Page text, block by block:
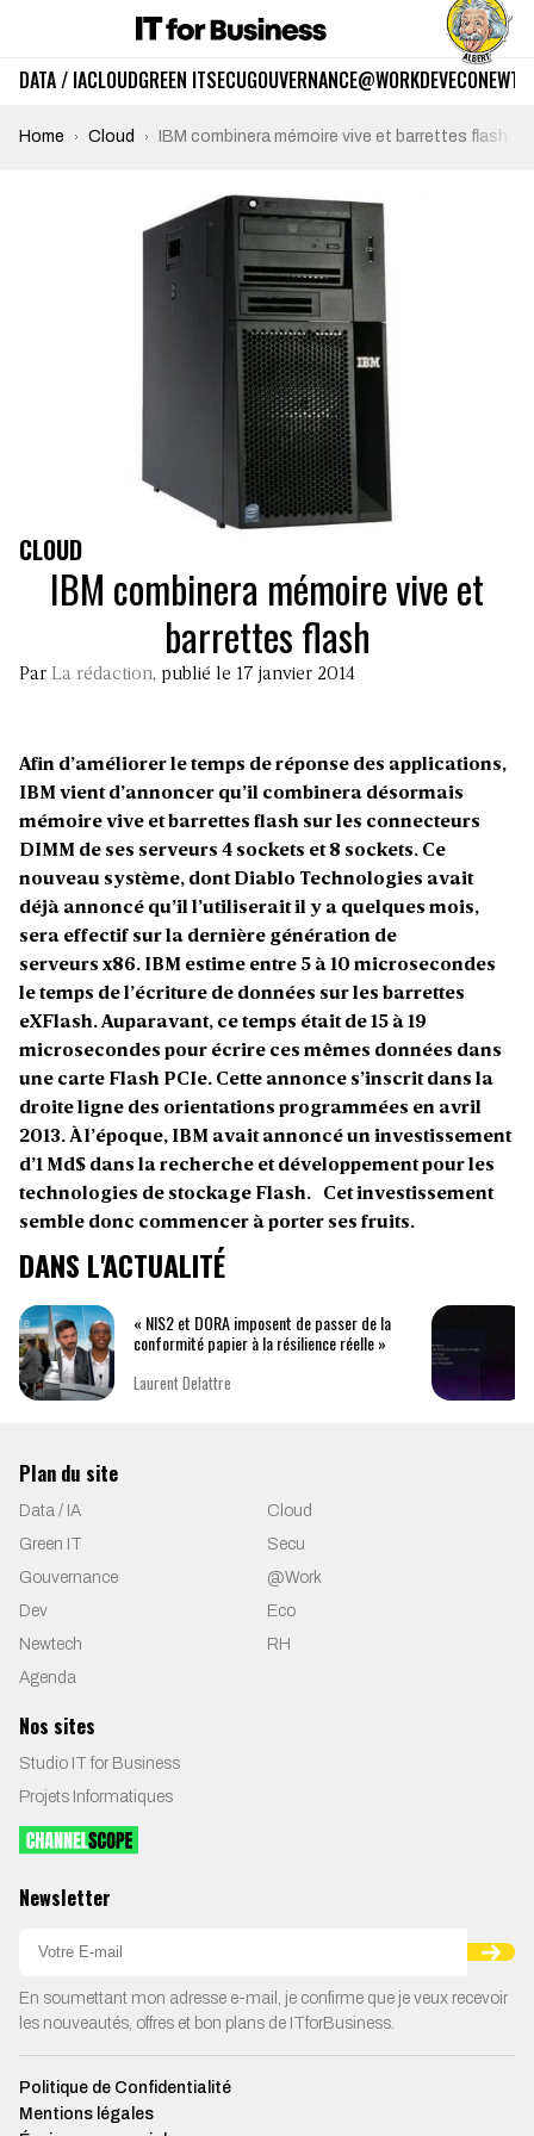
DATA / IACLOUDGREEN ITSECUGOUVERNANCE@WORKDEVECO
Home Cloud IBM combinera mémoire vive et barrettes flash
CLOUD
IBM combinera mémoire vive et
barrettes flash
Par La rédaction, publié le 17 janvier 2014
Afin d’améliorer le temps de réponse des applications,
IBM vient d’annoncer qu’il combinera désormais
mémoire vive et barrettes flash sur les connecteurs
DIMM de ses serveurs 4 sockets et 8 sockets. Ce
nouveau système, dont Diablo Technologies avait
déjà annoncé qu’il l’utiliserait il y a quelques mois,
sera effectif sur la dernière génération de
serveurs x86. IBM estime entre 5 à 10 microsecondes
le temps de l’écriture de données sur les barrettes
eXFlash. Auparavant, ce temps était de 15 à 19
microsecondes pour écrire ces mêmes données dans
une carte Flash PCIe. Cette annonce s’inscrit dans la
droite ligne des orientations programmées en avril
2013. À l’époque, IBM avait annoncé un investissement
d’1 Md$ dans la recherche et développement pour les
technologies de stockage Flash. Cet investissement
semble donc commencer à porter ses fruits.
DANS L'ACTUALITÉ
« NIS2 et DORA imposent de passer de la
conformité papier à la résilience réelle »
Laurent Delattre
Plan du site
Data / IA
Cloud
Green IT
Secu
Gouvernance
@Work
Dev
Eco
Newtech
RH
Agenda
Nos sites
Studio IT for Business
Projets Informatiques
Newsletter
En soumettant mon adresse e-mail, je confirme que je veux recevoir
les nouveautés, offres et bon plans de ITforBusiness.
Politique de Confidentialité
Mentions légales